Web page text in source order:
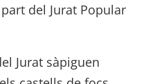
del Jurat Popular
Jurat sàpiguen